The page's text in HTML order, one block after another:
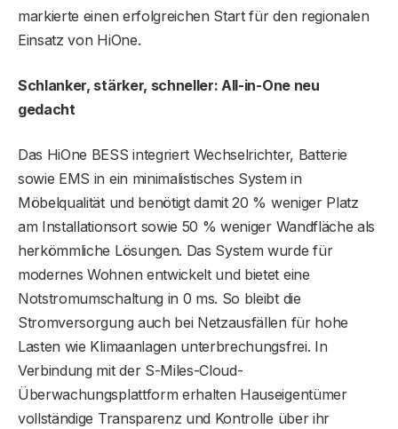
markierte einen erfolgreichen Start für den regionalen
Einsatz von HiOne.
Schlanker, stärker, schneller: All-in-One neu
gedacht
Das HiOne BESS integriert Wechselrichter, Batterie
sowie EMS in ein minimalistisches System in
Möbelqualität und benötigt damit 20 % weniger Platz
am Installationsort sowie 50 % weniger Wandfläche als
herkömmliche Lösungen. Das System wurde für
modernes Wohnen entwickelt und bietet eine
Notstromumschaltung in 0 ms. So bleibt die
Stromversorgung auch bei Netzausfällen für hohe
Lasten wie Klimaanlagen unterbrechungsfrei. In
Verbindung mit der S-Miles-Cloud-
Überwachungsplattform erhalten Hauseigentümer
vollständige Transparenz und Kontrolle über ihr